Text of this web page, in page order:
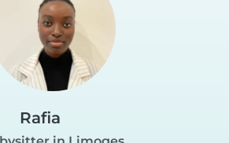
Rafia